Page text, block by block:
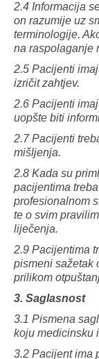
2.4 Informacija
on razumije uz
terminologije.
na raspolaganje
2.5 Pacijenti
izričit zahtjev.
2.6 Pacijenti
uopšte biti
2.7 Pacijenti
mišljenja.
2.8 Kada su
pacijentima
profesionalnom
te o svim
liječenja.
2.9 Pacijentima
pismeni sažetak
prilikom
3. Saglasnost
3.1 Pismena
koju medicinsku
3.2 Pacijent ima